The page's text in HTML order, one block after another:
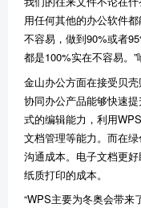
用任何其他的办公软件
不容易，做到90%或者
都是100%实在不容易。”
金山办公方面在接受贝
协同办公产品能够快速
式的编辑能力，利用
文档管理等能力。而在
沟通成本。电子文档更
纸质打印的成本。
“WPS主要为冬奥会带来